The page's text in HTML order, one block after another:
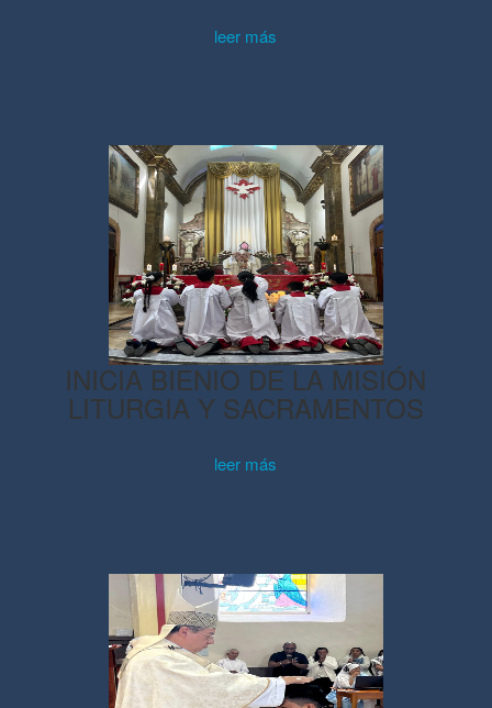
leer más
INICIA BIENIO DE LA MISIÓN
LITURGIA Y SACRAMENTOS
leer más